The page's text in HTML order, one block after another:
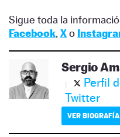
Sigue toda la
Facebook, Xo
Sergio
Perfil
Twitter
VER BIOGRAFÍA